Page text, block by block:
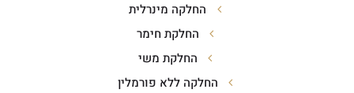
החלקה מינרלית
החלקת חימר
החלקת משי
החלקה ללא פורמלין